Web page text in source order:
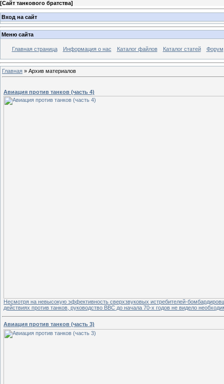
[Сайт танкового братства]
Вход на сайт
Меню сайта
Главная страница Информация о нас Каталог файлов Каталог статей Форум
Главная » Архив материалов
Авиация против танков (часть 4)
Несмотря на невысокую эффективность сверхзвуковых истребителей-
действиях против танков, руководство ВВС до начала 70-х годов не видело
Авиация против танков (часть 3)